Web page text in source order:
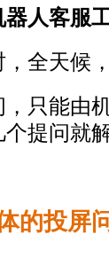
人客服
全天候
只能由
提问就解
的投屏